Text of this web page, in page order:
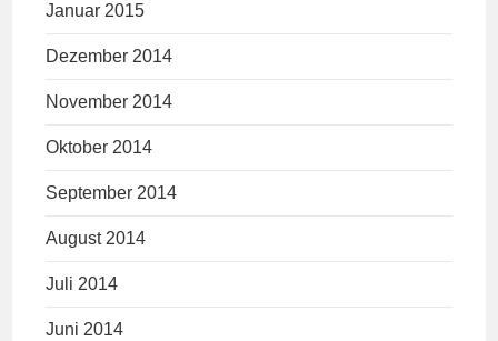
Januar 2015
Dezember 2014
November 2014
Oktober 2014
September 2014
August 2014
Juli 2014
Juni 2014